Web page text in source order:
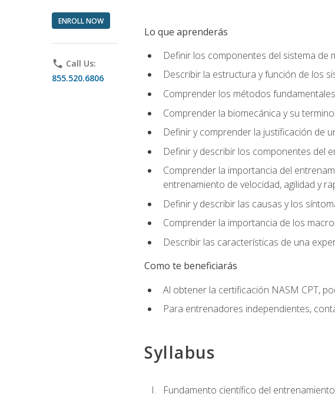
ENROLL NOW
phone Call Us:
855.520.6806
Lo que aprenderás
Definir los componentes del sistema de
Describir la estructura y función de los
Comprender los métodos
Comprender la biomecánica y su
Definir y comprender la justificación de
Definir y describir los componentes del
Comprender la importancia del
entrenamiento de velocidad, agilidad y
Definir y describir las causas y los
Comprender la importancia de los
Describir las características de una
Como te beneficiarás
Al obtener la certificación NASM CPT,
Para entrenadores independientes,
Syllabus
Fundamento científico del